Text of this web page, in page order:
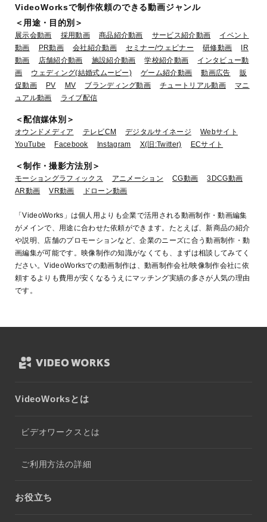
ーチャルコンヘ゛ンション2020
業種：医療
エルテス様
業種：IT・ソフトウェア
VideoWorksで制作依頼のできる動画ジャンル
＜用途・目的別＞
展示会動画 採用動画 商品紹介動画 サービス紹介動画
イベント
動画
PR動画 会社紹介動画 セミナー/ウェビナー 研修動画
IR
動画
店舗紹介動画 施設紹介動画 学校紹介動画
インタビュー動
画
ウェディング(結婚式ムービー) ゲーム紹介動画 動画広告
販
促動画
PV MV ブランディング動画 チュートリアル動画
マニ
ュアル動画
ライブ配信
＜配信媒体別＞
オウンドメディア テレビCM デジタルサイネージ
Webサイト
YouTube
Facebook Instagram X(旧:Twitter) ECサイト
＜制作・撮影方法別＞
モーショングラフィックス アニメーション CG動画
3DCG動画
AR動画
VR動画 ドローン動画
「VideoWorks」は個人用よりも企業で活用される動画制作・動画編集
がメインで、用途に合わせた依頼ができます。たとえば、新商品の紹介
や説明、店舗のプロモーションなど、企業のニーズに合う動画制作・動
画編集が可能です。映像制作の知識がなくても、まずは相談してみてく
ださい。VideoWorksでの動画制作は、動画制作会社/映像制作会社に依
頼するよりも費用が安くなるうえにマッチング実績の多さが人気の理由
です。
VideoWorksとは
ビデオワークスとは
ご利用方法の詳細
お役立ち